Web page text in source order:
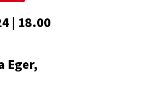
| 18.00
Eger,